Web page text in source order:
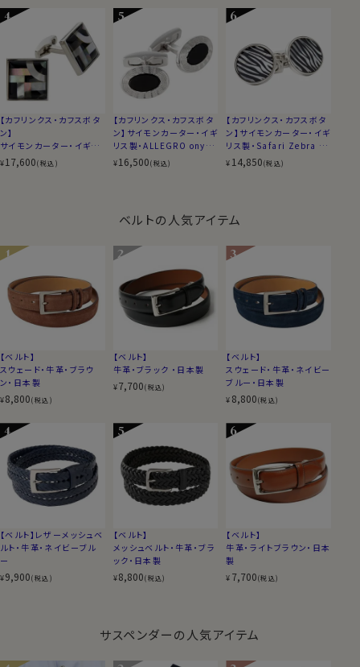
【カフリンクス・カフスボタ
ン】
サイモンカーター・イギリ
ス製 ・Black Onyx & Mo
ther of Pearl・スクエア
¥17,600(税込)
【カフリンクス・カフスボタ
ン】サイモンカーター・イギ
リス製・ALLEGRO onyx・
楕円形
¥16,500(税込)
【カフリンクス・カフスボタ
ン】サイモンカーター・イギ
リス製・Safari Zebra Pr
int・ゼブラ柄・円形
¥ 14,850(税込)
ベルトの人気アイテム
【ベルト】
スウェード・牛革・ブラウ
ン・日本製
¥8,800(税込)
【ベルト】
牛革・ブラック ・日本製
¥7,700(税込)
【ベルト】
スウェード・牛革・ネイビー
ブルー・日本製
¥ 8,800(税込)
【ベルト】レザーメッシュベ
ルト・牛革・ネイビーブル
ー
¥9,900(税込)
【ベルト】
メッシュベルト・牛革・ブラ
ック・日本製
¥8,800(税込)
【ベルト】
牛革・ライトブラウン・日本
製
¥ 7,700(税込)
サスペンダーの人気アイテム